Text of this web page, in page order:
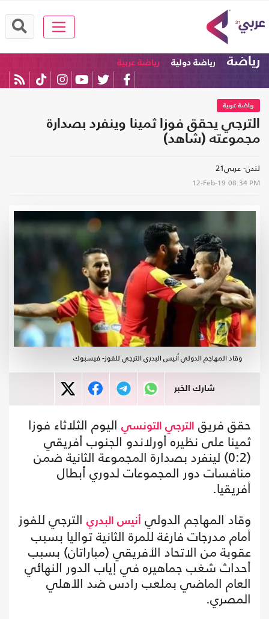
رياضة رياضة دولية رياضة عربية
رياضة عربية
الترجي يحقق فوزا ثمينا وينفرد بصدارة
مجموعته (شاهد)
لندن- عربي21
12-Feb-19 08:34 PM
وقاد المهاجم الدولي أنيس البدري الترجي للفوز- فيسبوك
شارك الخبر
حقق فريق الترجي التونسي اليوم الثلاثاء فوزا
ثمينا على نظيره أورلاندو الجنوب أفريقي
(0:2) لينفرد بصدارة المجموعة الثانية ضمن
منافسات دور المجموعات لدوري أبطال
أفريقيا.
وقاد المهاجم الدولي
أنيس البدري الترجي للفوز
أمام مدرجات فارغة للمرة الثانية تواليا بسبب
عقوبة من الاتحاد الأفريقي (مباراتان) بسبب
أحداث شغب جماهيره في إياب الدور النهائي
العام الماضي بملعب رادس ضد الأهلي
المصري.